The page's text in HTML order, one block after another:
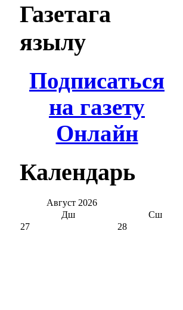
Газетага
язылу
Подписаться
на газету
Онлайн
Календарь
Август 2026
Дш
Сш
27
28